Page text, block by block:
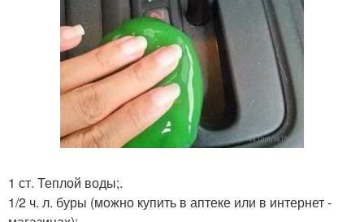
1 ст. Теплой воды;.
1/2 ч. л. буры (можно купить в аптеке или в интернет -